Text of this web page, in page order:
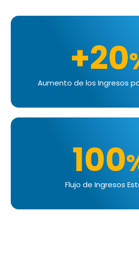
+20
Aumento de los Ingresos
100
Flujo de Ingresos